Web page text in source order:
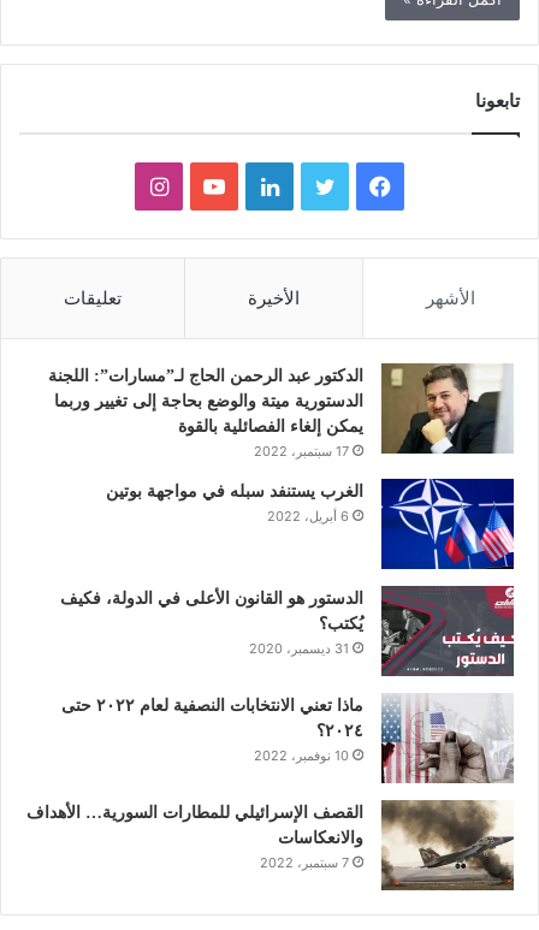
تابعونا
ي
و
ك
و
ر
ي
د
إ
و
و
ب
ن
ق
الأشهر الأخيرة تعليقات
الدكتور عبد الرحمن الحاج لـ”مسارات”: اللجنة
الدستورية ميتة والوضع بحاجة إلى تغيير وربما
يمكن إلغاء الفصائلية بالقوة
17 سبتمبر، 2022
الغرب يستنفد سبله في مواجهة بوتين
6 أبريل، 2022
الدستور هو القانون الأعلى في الدولة، فكيف
يُكتب؟
31 ديسمبر، 2020
ماذا تعني الانتخابات النصفية لعام ٢٠٢٢ حتى
٢٠٢٤؟
10 نوفمبر، 2022
القصف الإسرائيلي للمطارات السورية… الأهداف
والانعكاسات
7 سبتمبر، 2022